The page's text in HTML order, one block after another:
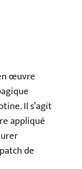
œuvre
Il s’agit
appliqué
de